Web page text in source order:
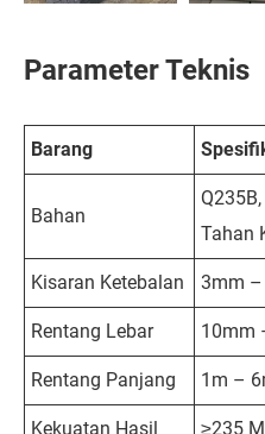
Parameter Teknis
Barang
Bahan
Tahan
Kisaran Ketebalan 3mm
Rentang Lebar 10mm
Rentang Panjang 1m –
Kekuatan Hasil ≥235